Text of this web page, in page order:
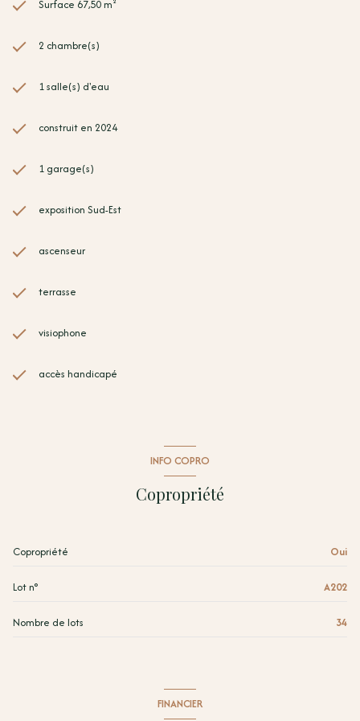
Surface 67,50 m²
2 chambre(s)
1 salle(s) d'eau
construit en 2024
1 garage(s)
exposition Sud-Est
ascenseur
terrasse
visiophone
accès handicapé
INFO COPRO
Copropriété
Copropriété Oui
Lot n° A202
Nombre de lots 34
FINANCIER